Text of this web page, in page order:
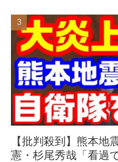
【批判殺到】熊本
憲・杉尾秀哉「看過